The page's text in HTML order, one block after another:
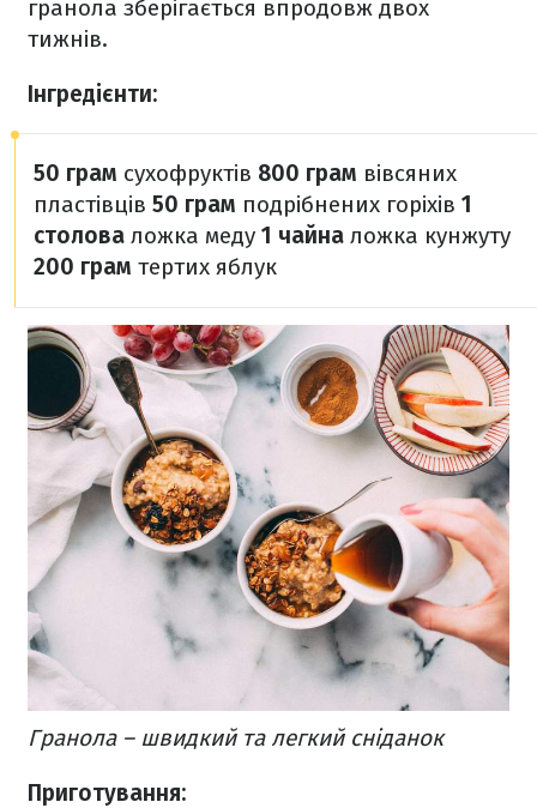
гранола зберігається впродовж двох
тижнів.
Інгредієнти:
50 грам сухофруктів 800 грам вівсяних
пластівців 50 грам подрібнених горіхів 1
столова ложка меду 1 чайна ложка кунжуту
200 грам тертих яблук
Гранола – швидкий та легкий сніданок
Приготування: